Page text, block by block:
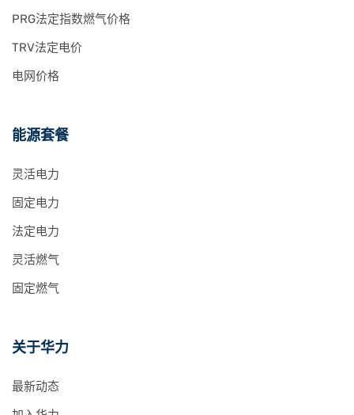
PRG法定指数燃气价格
TRV法定电价
电网价格
能源套餐
灵活电力
固定电力
法定电力
灵活燃气
固定燃气
关于华力
最新动态